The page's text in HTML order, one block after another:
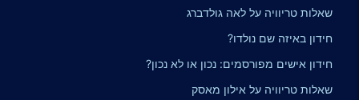
שאלות טריוויה על לאה גולדברג
חידון באיזה שם נולדו?
חידון אישים מפורסמים: נכון או לא נכון?
שאלות טריוויה על אילון מאסק